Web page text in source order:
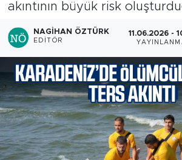
akıntının büyük risk
NAGIHAN ÖZTÜRK
EDITÖR
11.06.2026 -
Haber Arşivi